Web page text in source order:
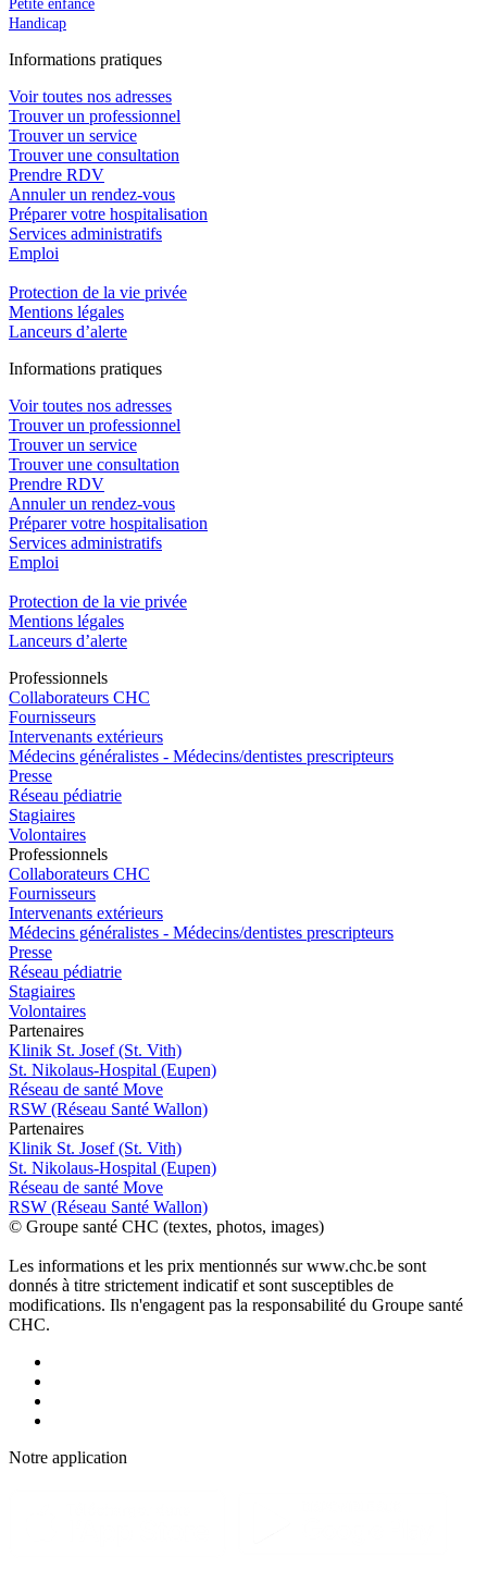
Petite enfance
Handicap
Informations pratiques
Voir toutes nos adresses
Trouver un professionnel
Trouver un service
Trouver une consultation
Prendre RDV
Annuler un rendez-vous
Préparer votre hospitalisation
Services administratifs
Emploi​
Protection de la vie privée
Mentions légales
Lanceurs d’alerte
Informations pratiques
Voir toutes nos adresses
Trouver un professionnel
Trouver un service
Trouver une consultation
Prendre RDV
Annuler un rendez-vous
Préparer votre hospitalisation
Services administratifs
Emploi​
Protection de la vie privée
Mentions légales
Lanceurs d’alerte
Professionnels
Collaborateurs CHC
Fournisseurs
Intervenants extérieurs
Médecins généralistes - Médecins/dentistes prescripteurs
Presse
Réseau pédiatrie
Stagiaires
Volontaires
Professionnels
Collaborateurs CHC
Fournisseurs
Intervenants extérieurs
Médecins généralistes - Médecins/dentistes prescripteurs
Presse
Réseau pédiatrie
Stagiaires
Volontaires
Partenaires
Klinik St. Josef (St. Vith)
St. Nikolaus-Hospital (Eupen)
Réseau de santé Move
RSW (Réseau Santé Wallon)
Partenaires
Klinik St. Josef (St. Vith)
St. Nikolaus-Hospital (Eupen)
Réseau de santé Move
RSW (Réseau Santé Wallon)
© Groupe santé CHC (textes, photos, images)
Les informations et les prix mentionnés sur www.chc.be sont
donnés à titre strictement indicatif et sont susceptibles de
modifications. Ils n'engagent pas la responsabilité du Groupe santé
CHC.
Notre application